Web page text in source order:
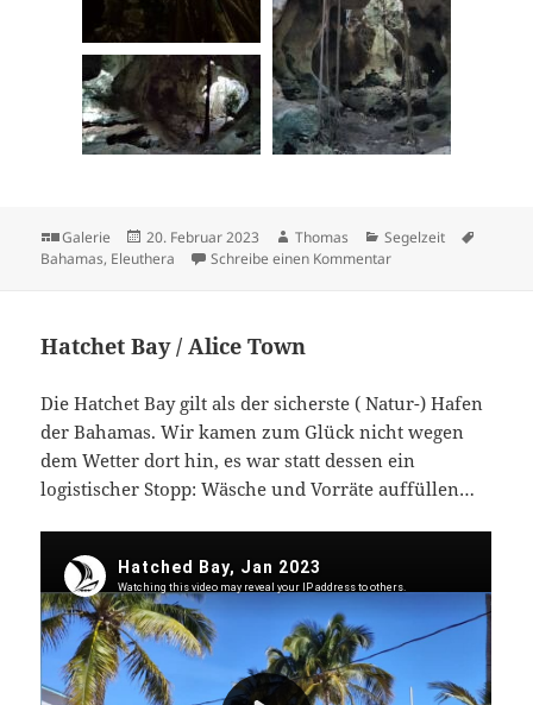
Format
Galerie
Veröffentlicht
am
20. Februar 2023 Autor
Thomas Kategorien
Segelzeit
Bahamas, Eleuthera Schreibe einen Kommentarzu Mehr Eleuthea
Hatchet Bay / Alice Town
Die Hatchet Bay gilt als der sicherste ( Natur-) Hafen
der Bahamas. Wir kamen zum Glück nicht wegen
dem Wetter dort hin, es war statt dessen ein
logistischer Stopp: Wäsche und Vorräte auffüllen…